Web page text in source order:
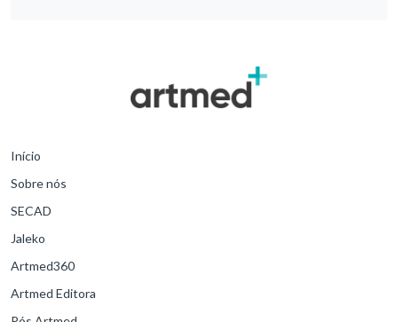
Início
Sobre nós
SECAD
Jaleko
Artmed360
Artmed Editora